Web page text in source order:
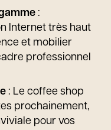
:
Internet très haut
et mobilier
professionnel
: Le coffee shop
prochainement,
pour vos